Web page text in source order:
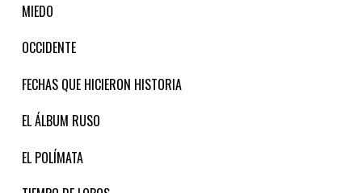
MIEDO
OCCIDENTE
FECHAS QUE HICIERON HISTORIA
EL ÁLBUM RUSO
EL POLÍMATA